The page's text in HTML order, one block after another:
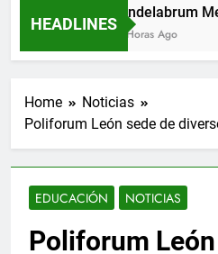
HEADLINES
Candelabrum
15 Horas Ago
Home
Noticias
Poliforum León sede de
EDUCACIÓN NOTICIAS
Poliforum